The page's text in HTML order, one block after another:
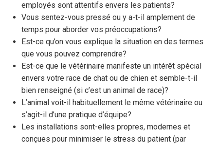
employés sont attentifs envers les patients?
Vous sentez-vous pressé ou y a-t-il amplement de
temps pour aborder vos préoccupations?
Est-ce qu’on vous explique la situation en des termes
que vous pouvez comprendre?
Est-ce que le vétérinaire manifeste un intérêt spécial
envers votre race de chat ou de chien et semble-t-il
bien renseigné (si c’est un animal de race)?
L’animal voit-il habituellement le même vétérinaire ou
s’agit-il d’une pratique d’équipe?
Les installations sont-elles propres, modernes et
conçues pour minimiser le stress du patient (par